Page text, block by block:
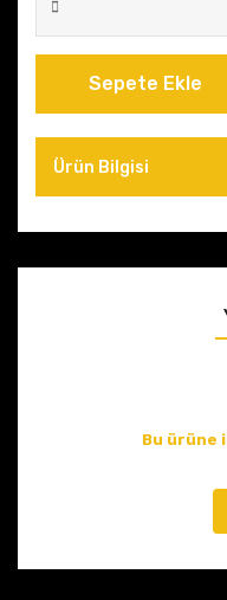
Sepete Ekle
Ürün Bilgisi
Bu ürüne